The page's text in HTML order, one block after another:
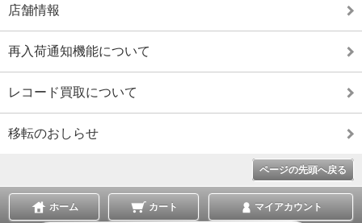
店舗情報
再入荷通知機能について
レコード買取について
移転のおしらせ
ページの先頭へ戻る
ホーム カート マイアカウント